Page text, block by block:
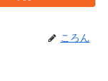
ころん